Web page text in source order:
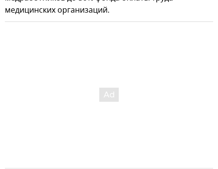
медицинских организаций.